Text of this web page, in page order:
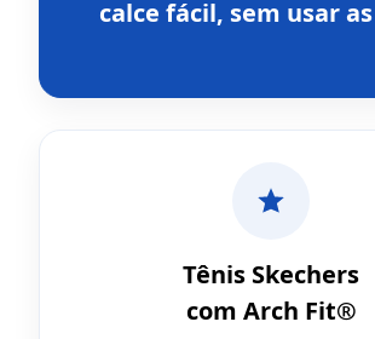
calce fácil, sem usar
Tênis Skechers
com Arch Fit®